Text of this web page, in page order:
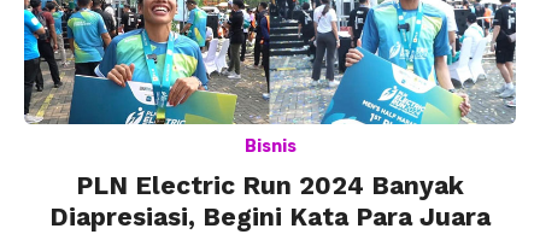
Bisnis
PLN Electric Run 2024 Banyak
Diapresiasi, Begini Kata Para Juara